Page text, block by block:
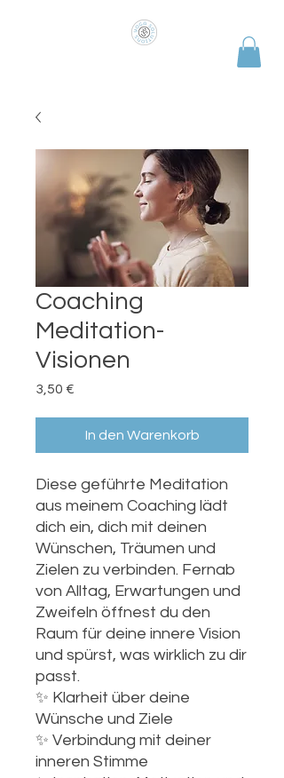
Coaching
Meditation-
Visionen
3,50 €
In den Warenkorb
Diese geführte Meditation
aus meinem Coaching lädt
dich ein, dich mit deinen
Wünschen, Träumen und
Zielen zu verbinden. Fernab
von Alltag, Erwartungen und
Zweifeln öffnest du den
Raum für deine innere Vision
und spürst, was wirklich zu dir
passt.
✨ Klarheit über deine
Wünsche und Ziele
✨ Verbindung mit deiner
inneren Stimme